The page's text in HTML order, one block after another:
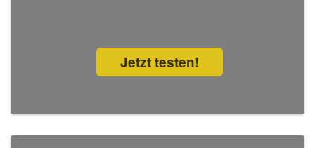
Jetzt testen!